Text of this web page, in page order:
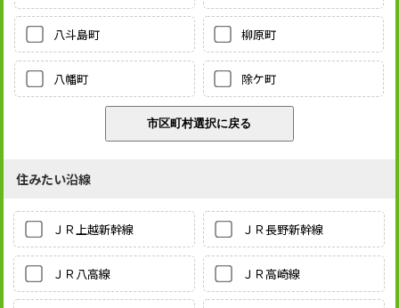
八斗島町 柳原町
八幡町 除ケ町
住みたい沿線
ＪＲ上越新幹線 ＪＲ長野新幹線
ＪＲ八高線 ＪＲ高崎線